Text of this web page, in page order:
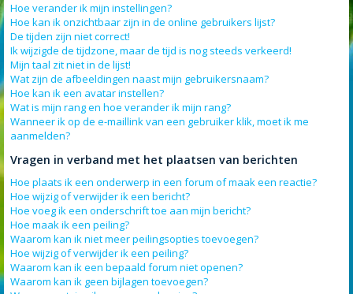
Hoe verander ik mijn instellingen?
Hoe kan ik onzichtbaar zijn in de online gebruikers lijst?
De tijden zijn niet correct!
Ik wijzigde de tijdzone, maar de tijd is nog steeds verkeerd!
Mijn taal zit niet in de lijst!
Wat zijn de afbeeldingen naast mijn gebruikersnaam?
Hoe kan ik een avatar instellen?
Wat is mijn rang en hoe verander ik mijn rang?
Wanneer ik op de e-maillink van een gebruiker klik, moet ik me
aanmelden?
Vragen in verband met het plaatsen van berichten
Hoe plaats ik een onderwerp in een forum of maak een reactie?
Hoe wijzig of verwijder ik een bericht?
Hoe voeg ik een onderschrift toe aan mijn bericht?
Hoe maak ik een peiling?
Waarom kan ik niet meer peilingsopties toevoegen?
Hoe wijzig of verwijder ik een peiling?
Waarom kan ik een bepaald forum niet openen?
Waarom kan ik geen bijlagen toevoegen?